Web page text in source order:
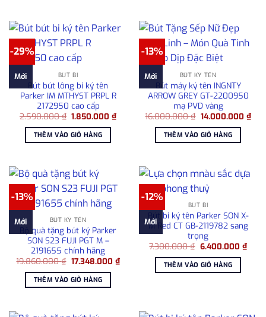
-29%
Mới BÚT BI
Bút bút lông bi ký tên
Parker IM MTHYST PRPL R
2172950 cao cấp
2.590.000₫ Giá
là:
2.590.000 ₫.
1.850.000₫Giá
hiện
1.850.000 ₫.
THÊM VÀO GIỎ HÀNG
-13%
Mới BÚT KÝ TÊN
Bút máy ký tên INGNTY
ARROW GREY GT-2200950
mạ PVD vàng
16.000.000₫ Giá
là:
16.000.000 ₫.
14.000.000 ₫Giá
hiện
THÊM VÀO GIỎ HÀNG
-13%
Mới BÚT KÝ TÊN
Bộ quà tặng bút ký Parker
SON S23 FUJI PGT M –
2191655 chính hãng
19.860.000₫ Giá
là:
19.860.000 ₫.
17.348.000 ₫Giá
hiện
THÊM VÀO GIỎ HÀNG
-12%
Mới
BÚT BI
Bút bi ký tên Parker SON X-
M Red CT GB-2119782 sang
trọng
7.300.000₫ Giá
là:
7.300.000 ₫.
6.400.000 ₫Giá
hiện
THÊM VÀO GIỎ HÀNG